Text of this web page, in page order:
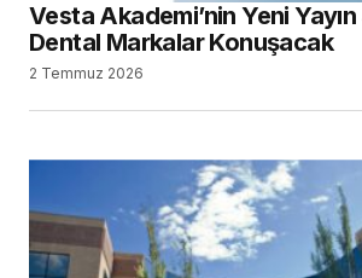
Vesta Akademi’nin Yeni
Dental Markalar Konuşacak
2 Temmuz 2026